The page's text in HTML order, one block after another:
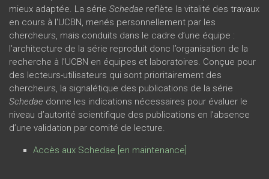
mieux adaptée. La série Schedae reflète la vitalité des travaux
en cours à l'UCBN, menés personnellement par les
chercheurs, mais conduits dans le cadre d’une équipe :
l’architecture de la série reproduit donc l’organisation de la
recherche à l’UCBN en équipes et laboratoires. Conçue pour
des lecteurs-utilisateurs qui sont prioritairement des
chercheurs, la signalétique des publications de la série
Schedae donne les indications nécessaires pour évaluer le
niveau d’autorité scientifique des publications en l’absence
d’une validation par comité de lecture.
Accès aux Schedae [en maintenance]